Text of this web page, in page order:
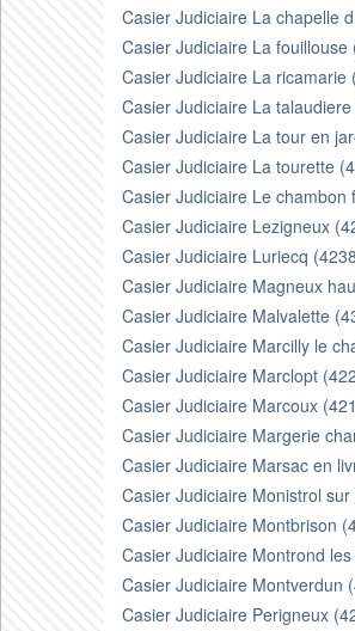
Casier Judiciaire La chapelle
Casier Judiciaire La fouillouse
Casier Judiciaire La ricamarie
Casier Judiciaire La
Casier Judiciaire La tour en
Casier Judiciaire La tourette
Casier Judiciaire Le chambon
Casier Judiciaire Lezigneux
Casier Judiciaire Luriecq
Casier Judiciaire Magneux
Casier Judiciaire Malvalette
Casier Judiciaire Marcilly le
Casier Judiciaire Marclopt
Casier Judiciaire Marcoux
Casier Judiciaire Margerie
Casier Judiciaire Marsac en
Casier Judiciaire Monistrol
Casier Judiciaire Montbrison
Casier Judiciaire Montrond
Casier Judiciaire Montverdun
Casier Judiciaire Perigneux